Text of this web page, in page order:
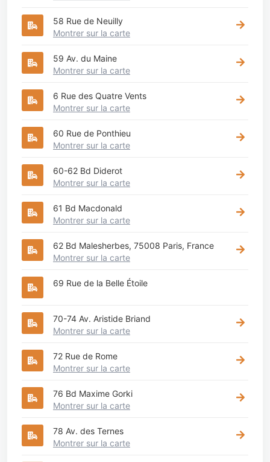
58 Rue de Neuilly
Montrer sur la carte
59 Av. du Maine
Montrer sur la carte
6 Rue des Quatre Vents
Montrer sur la carte
60 Rue de Ponthieu
Montrer sur la carte
60-62 Bd Diderot
Montrer sur la carte
61 Bd Macdonald
Montrer sur la carte
62 Bd Malesherbes, 75008 Paris, France
Montrer sur la carte
69 Rue de la Belle Étoile
70-74 Av. Aristide Briand
Montrer sur la carte
72 Rue de Rome
Montrer sur la carte
76 Bd Maxime Gorki
Montrer sur la carte
78 Av. des Ternes
Montrer sur la carte